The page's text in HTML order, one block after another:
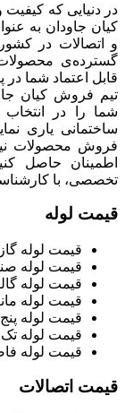
در دنیایی که
کیان جاودان به
و اتصالات در
گسترده‌‌ی
قابل اعتماد شما
تیم فروش کیان
شما را در
ساختمانی یاری
فروش محصولات
اطمینان حاصل
تخصصی، با
قیمت لوله
قیمت لوله
قیمت لوله
قیمت لوله
قیمت لوله
قیمت لوله پنج
قیمت لوله تک
قیمت لوله
قیمت اتصالات